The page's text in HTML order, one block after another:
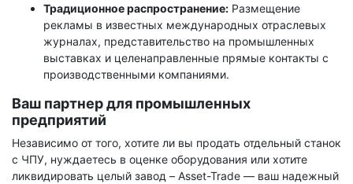
Традиционное распространение: Размещение
рекламы в известных международных отраслевых
журналах, представительство на промышленных
выставках и целенаправленные прямые контакты с
производственными компаниями.
Ваш партнер для промышленных
предприятий
Независимо от того, хотите ли вы продать отдельный станок
с ЧПУ, нуждаетесь в оценке оборудования или хотите
ликвидировать целый завод – Asset-Trade — ваш надежный